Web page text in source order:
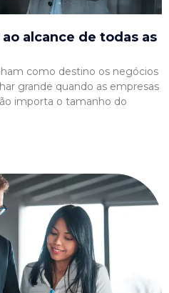
alcance de todas as
como destino os negócios
grande quando as empresas
importa o tamanho do